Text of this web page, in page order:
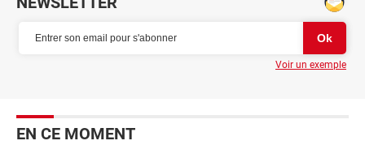
Voir un exemple
EN CE MOMENT